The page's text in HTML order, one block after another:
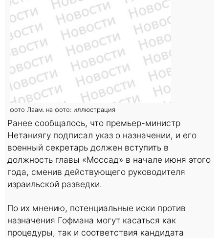
фото Лаам. на фото: иллюстрация
Ранее сообщалось, что премьер-министр
Нетаниягу подписал указ о назначении, и его
военный секретарь должен вступить в
должность главы «Моссад» в начале июня этого
года, сменив действующего руководителя
израильской разведки.
По их мнению, потенциальные иски против
назначения Гофмана могут касаться как
процедуры, так и соответствия кандидата